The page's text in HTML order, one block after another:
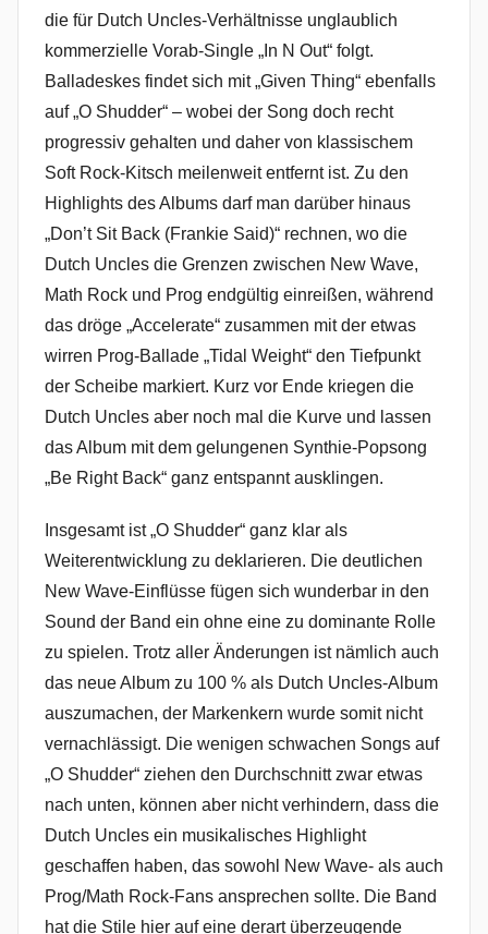
die für Dutch Uncles-Verhältnisse unglaublich
kommerzielle Vorab-Single „In N Out“ folgt.
Balladeskes findet sich mit „Given Thing“ ebenfalls
auf „O Shudder“ – wobei der Song doch recht
progressiv gehalten und daher von klassischem
Soft Rock-Kitsch meilenweit entfernt ist. Zu den
Highlights des Albums darf man darüber hinaus
„Don’t Sit Back (Frankie Said)“ rechnen, wo die
Dutch Uncles die Grenzen zwischen New Wave,
Math Rock und Prog endgültig einreißen, während
das dröge „Accelerate“ zusammen mit der etwas
wirren Prog-Ballade „Tidal Weight“ den Tiefpunkt
der Scheibe markiert. Kurz vor Ende kriegen die
Dutch Uncles aber noch mal die Kurve und lassen
das Album mit dem gelungenen Synthie-Popsong
„Be Right Back“ ganz entspannt ausklingen.
Insgesamt ist „O Shudder“ ganz klar als
Weiterentwicklung zu deklarieren. Die deutlichen
New Wave-Einflüsse fügen sich wunderbar in den
Sound der Band ein ohne eine zu dominante Rolle
zu spielen. Trotz aller Änderungen ist nämlich auch
das neue Album zu 100 % als Dutch Uncles-Album
auszumachen, der Markenkern wurde somit nicht
vernachlässigt. Die wenigen schwachen Songs auf
„O Shudder“ ziehen den Durchschnitt zwar etwas
nach unten, können aber nicht verhindern, dass die
Dutch Uncles ein musikalisches Highlight
geschaffen haben, das sowohl New Wave- als auch
Prog/Math Rock-Fans ansprechen sollte. Die Band
hat die Stile hier auf eine derart überzeugende